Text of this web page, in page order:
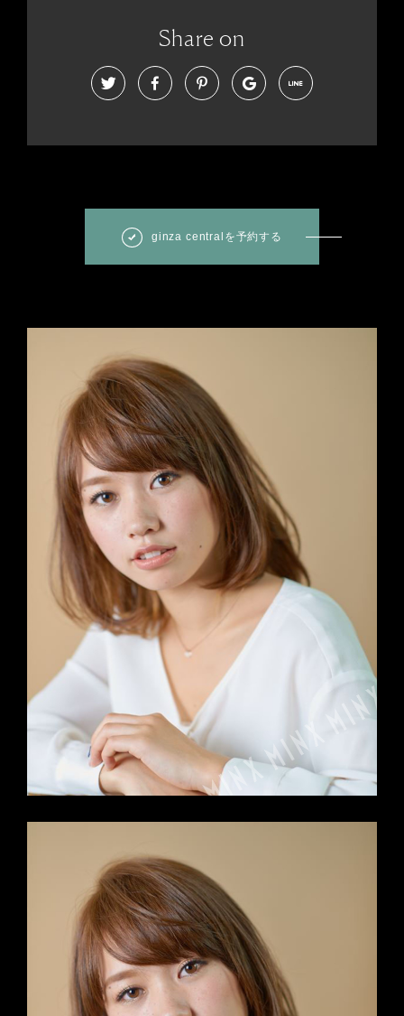
Share on
ginza centralを予約する